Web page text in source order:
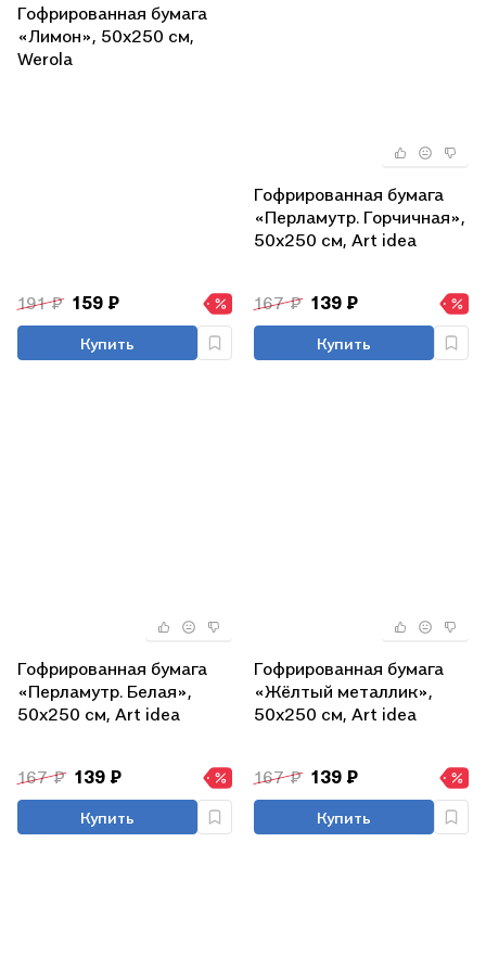
Гофрированная бумага
«Лимон», 50х250 см,
Werola
191 ₽ 159 ₽
Купить
Гофрированная бумага
«Перламутр. Горчичная»,
50х250 см, Art idea
167 ₽ 139 ₽
Купить
Гофрированная бумага
«Перламутр. Белая»,
50х250 см, Art idea
167 ₽ 139 ₽
Купить
Гофрированная бумага
«Жёлтый металлик»,
50х250 см, Art idea
167 ₽ 139 ₽
Купить